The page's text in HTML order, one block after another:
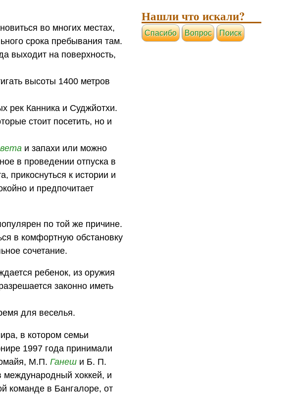
во многих местах,
срока пребывания там.
выходит на поверхность,
высоты 1400 метров
рек Канника и Суджйотхи.
стоит посетить, но и
и запахи или можно
в проведении отпуска в
прикоснуться к истории и
и предпочитает
по той же причине.
в комфортную обстановку
сочетание.
ребенок, из оружия
законно иметь
для веселья.
в котором семьи
1997 года принимали
М.П.Ганеш и Б. П.
международный хоккей, и
команде в Бангалоре, от
Нашли что искали?
Cпасибо Вопрос Поиск